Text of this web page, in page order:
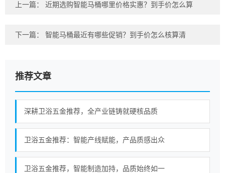
上一篇： 近期选购智能马桶哪里价格实惠？到手价怎么算
下一篇： 智能马桶最近有哪些促销？到手价怎么核算清
推荐文章
深耕卫浴五金推荐，全产业链铸就硬核品质
卫浴五金推荐：智能产线赋能，产品质感出众
卫浴五金推荐，智能制造加持，品质始终如一